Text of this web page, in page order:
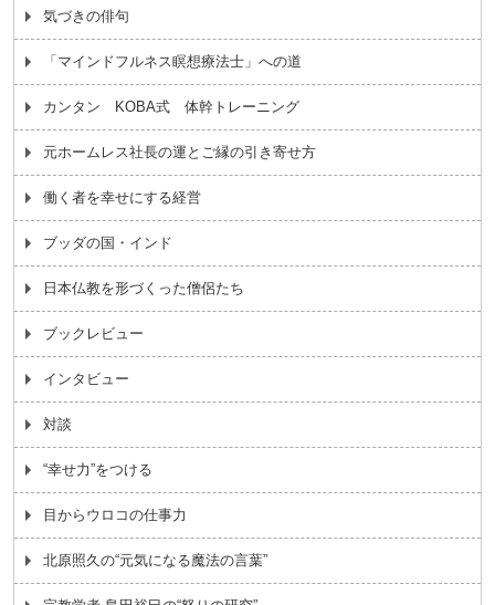
気づきの俳句
「マインドフルネス瞑想療法士」への道
カンタン KOBA式 体幹トレーニング
元ホームレス社長の運とご縁の引き寄せ方
働く者を幸せにする経営
ブッダの国・インド
日本仏教を形づくった僧侶たち
ブックレビュー
インタビュー
対談
“幸せ力”をつける
目からウロコの仕事力
北原照久の“元気になる魔法の言葉”